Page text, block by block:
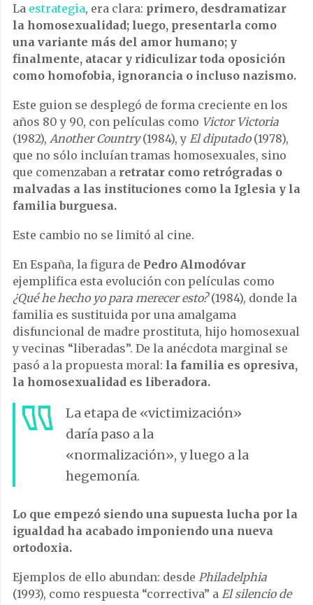
La estrategia, era clara: primero, desdramatizar
la homosexualidad; luego, presentarla como
una variante más del amor humano; y
finalmente, atacar y ridiculizar toda oposición
como homofobia, ignorancia o incluso nazismo.
Este guion se desplegó de forma creciente en los
años 80 y 90, con películas como Victor Victoria
(1982), Another Country(1984), y El diputado(1978),
que no sólo incluían tramas homosexuales, sino
que comenzaban a retratar como retrógradas o
malvadas a las instituciones como la Iglesia y la
familia burguesa.
Este cambio no se limitó al cine.
En España, la figura de Pedro Almodóvar
ejemplifica esta evolución con películas como
¿Qué he hecho yo para merecer esto?(1984), donde la
familia es sustituida por una amalgama
disfuncional de madre prostituta, hijo homosexual
y vecinas “liberadas”. De la anécdota marginal se
pasó a la propuesta moral: la familia es opresiva,
la homosexualidad es liberadora.
La etapa de «victimización»
daría paso a la
«normalización», y luego a la
hegemonía.
Lo que empezó siendo una supuesta lucha por la
igualdad ha acabado imponiendo una nueva
ortodoxia.
Ejemplos de ello abundan: desde Philadelphia
(1993), como respuesta “correctiva” a El silencio de